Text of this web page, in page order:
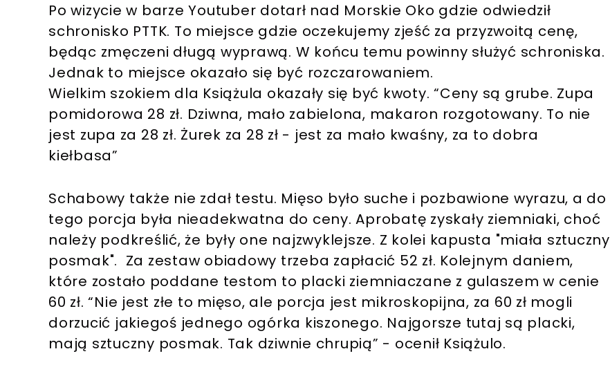
Po wizycie w barze Youtuber dotarł nad Morskie Oko gdzie odwiedził
schronisko PTTK. To miejsce gdzie oczekujemy zjeść za przyzwoitą cenę,
będąc zmęczeni długą wyprawą. W końcu temu powinny służyć schroniska.
Jednak to miejsce okazało się być rozczarowaniem.
Wielkim szokiem dla Książula okazały się być kwoty. “Ceny są grube. Zupa
pomidorowa 28 zł. Dziwna, mało zabielona, makaron rozgotowany. To nie
jest zupa za 28 zł. Żurek za 28 zł - jest za mało kwaśny, za to dobra
kiełbasa”
Schabowy także nie zdał testu. Mięso było suche i pozbawione wyrazu, a do
tego porcja była nieadekwatna do ceny. Aprobatę zyskały ziemniaki, choć
należy podkreślić, że były one najzwyklejsze. Z kolei kapusta "miała sztuczny
posmak". Za zestaw obiadowy trzeba zapłacić 52 zł. Kolejnym daniem,
które zostało poddane testom to placki ziemniaczane z gulaszem w cenie
60 zł. “Nie jest złe to mięso, ale porcja jest mikroskopijna, za 60 zł mogli
dorzucić jakiegoś jednego ogórka kiszonego. Najgorsze tutaj są placki,
mają sztuczny posmak. Tak dziwnie chrupią” - ocenił Książulo.